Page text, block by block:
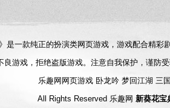
》是一款纯正的扮演类网页游戏，游戏配合精
良游戏，拒绝盗版游戏。注意自我保护，谨防
乐趣网网页游戏 卧龙吟 梦回江湖 三
All Rights Reserved 乐趣网 新葵花宝